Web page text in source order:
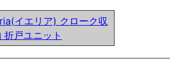
イエリア) クローク収
折戸ユニット